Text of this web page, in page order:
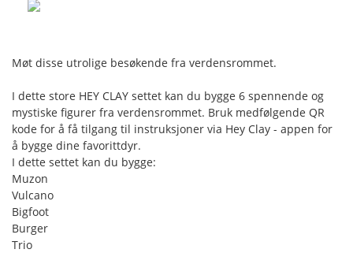
Møt disse utrolige besøkende fra verdensrommet.
I dette store HEY CLAY settet kan du bygge 6 spennende og
mystiske figurer fra verdensrommet. Bruk medfølgende QR
kode for å få tilgang til instruksjoner via Hey Clay - appen for
å bygge dine favorittdyr.
I dette settet kan du bygge:
Muzon
Vulcano
Bigfoot
Burger
Trio